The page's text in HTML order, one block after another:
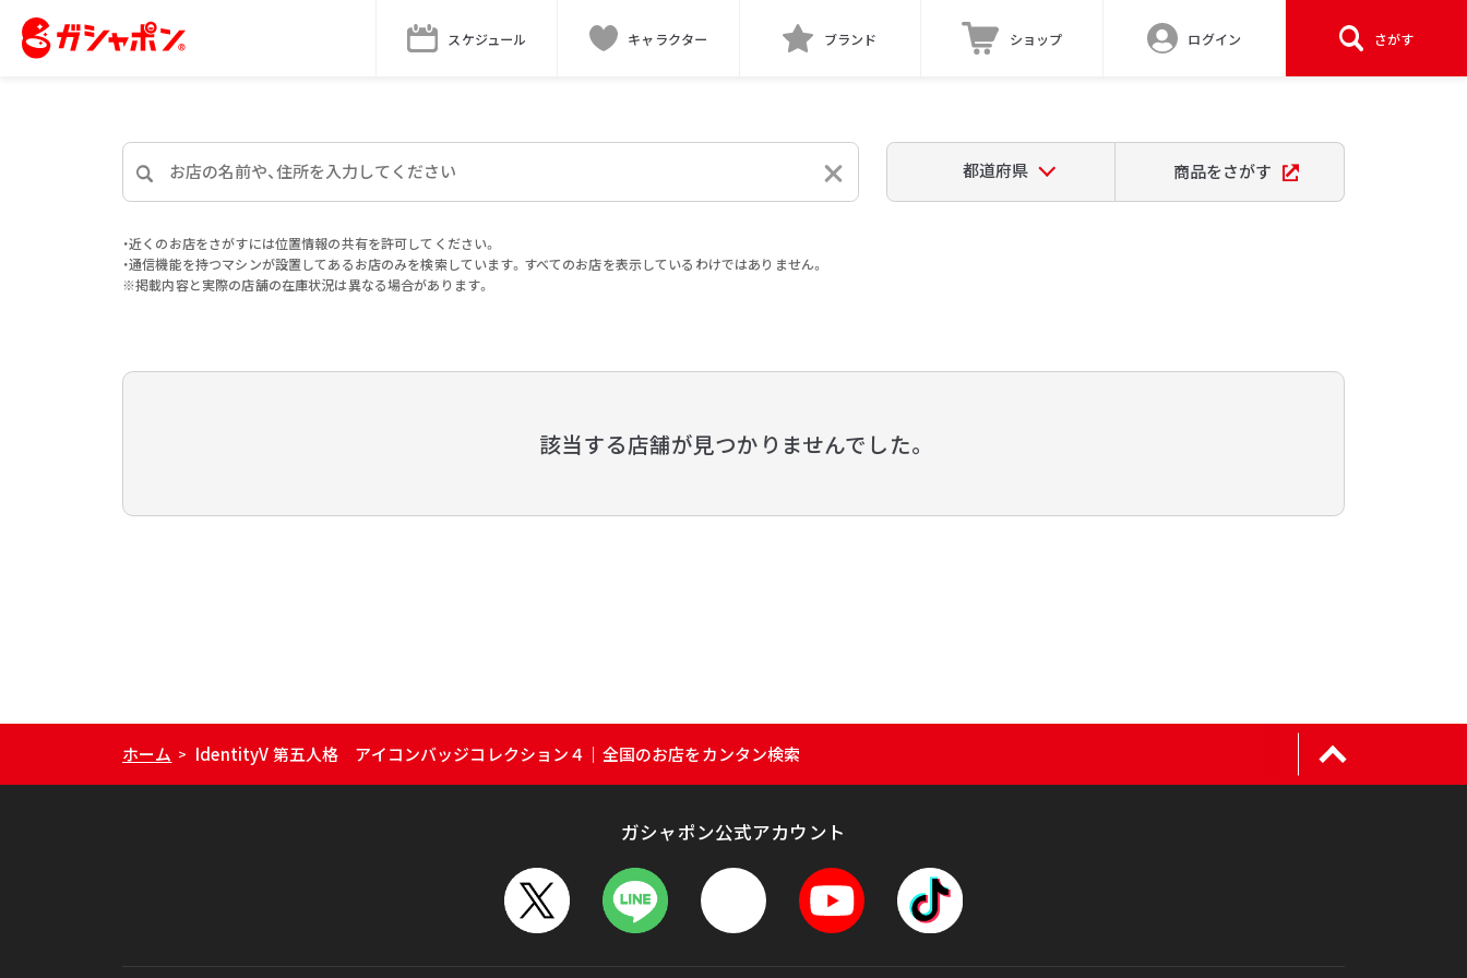
スケジュール キャラクター ブランド ショップ ログイン さがす
都道府県 商品をさがす
・近くのお店をさがすには位置情報の共有を許可してください。
・通信機能を持つマシンが設置してあるお店のみを検索しています。すべてのお店を表示しているわけではありません。
※掲載内容と実際の店舗の在庫状況は異なる場合があります。
該当する店舗が見つかりませんでした。
ホーム > IdentityV 第五人格 アイコンバッジコレクション４｜全国のお店をカンタン検索
ガシャポン公式アカウント